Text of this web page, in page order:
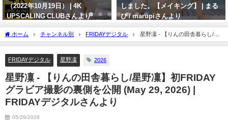
しました。【メイキング】 | まる
ぴ / marupiさんより
まちゃんねる【公式】さんより
11/27/2022
ホーム チャンネル別 FRIDAYデジタル
星野凜 - 【りんの田舎暮らし/星
野凜】初FRIDAYグラビア撮影の裏側を公開 (May 29, 2026) | FRIDAYデジタルさんより
FRIDAYデジタル 星野凜 2026
星野凜 - 【りんの田舎暮らし/星野凜】初FRIDAY
グラビア撮影の裏側を公開 (May 29, 2026) |
FRIDAYデジタルさんより
05/29/2026